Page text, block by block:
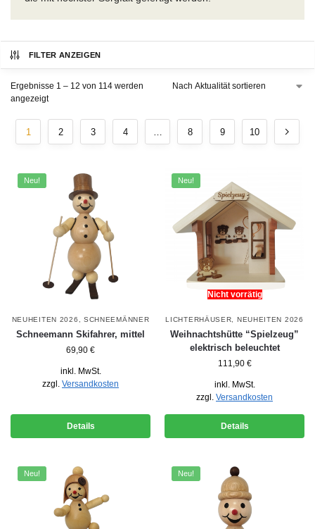
FILTER ANZEIGEN
Ergebnisse 1 – 12 von 114 werden
angezeigt
1 2 3 4 8 9 10
Neu!
NEUHEITEN 2026 SCHNEEMÄNNER
Schneemann Skifahrer, mittel
69,90 €
inkl. MwSt.
zzgl. Versandkosten
Details
Neu!
Nicht vorrätig
LICHTERHÄUSER NEUHEITEN 2026
Weihnachtshütte “Spielzeug”
elektrisch beleuchtet
111,90 €
inkl. MwSt.
zzgl. Versandkosten
Details
Neu! Neu!